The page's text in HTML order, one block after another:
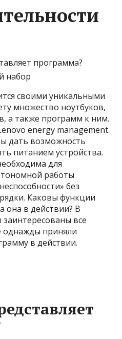
программа?
набор
своими уникальными
множество ноутбуков,
а также программ к ним.
energy management.
дать возможность
питанием устройства.
для
работы
без
Каковы функции
она в действии? В
все
однажды приняли
в действии.